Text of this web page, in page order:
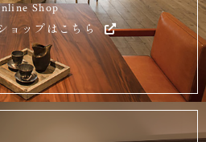
Shop
ョップはこちら